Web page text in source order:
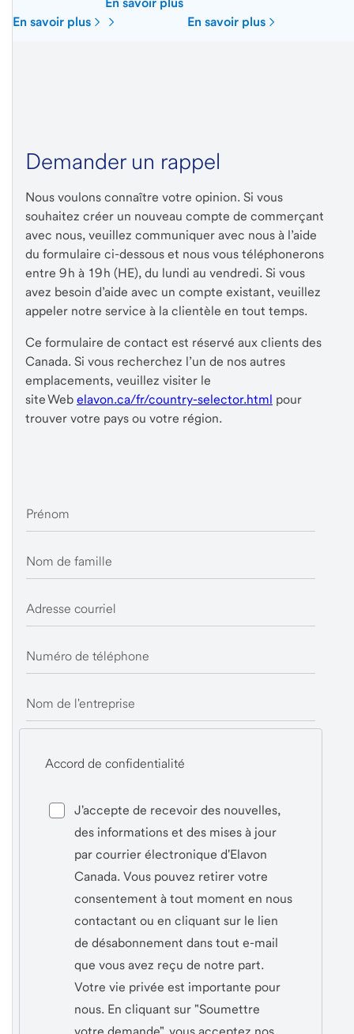
En savoir plus En savoir plus
Demander un rappel
Nous voulons connaître votre opinion. Si vous
souhaitez créer un nouveau compte de commerçant
avec nous, veuillez communiquer avec nous à l’aide
du formulaire ci-dessous et nous vous téléphonerons
entre 9 h à 19 h (HE), du lundi au vendredi. Si vous
avez besoin d’aide avec un compte existant, veuillez
appeler notre service à la clientèle en tout temps.
Ce formulaire de contact est réservé aux clients des
Canada. Si vous recherchez l’un de nos autres
emplacements, veuillez visiter le
site Web elavon.ca/fr/country-selector.html pour
trouver votre pays ou votre région.
Prénom
Nom de famille
Adresse courriel
Numéro de téléphone
Nom de l'entreprise
Accord de confidentialité
J'accepte de recevoir des nouvelles,
des informations et des mises à jour
par courrier électronique d'Elavon
Canada. Vous pouvez retirer votre
consentement à tout moment en nous
contactant ou en cliquant sur le lien
de désabonnement dans tout e-mail
que vous avez reçu de notre part.
Votre vie privée est importante pour
nous. En cliquant sur "Soumettre